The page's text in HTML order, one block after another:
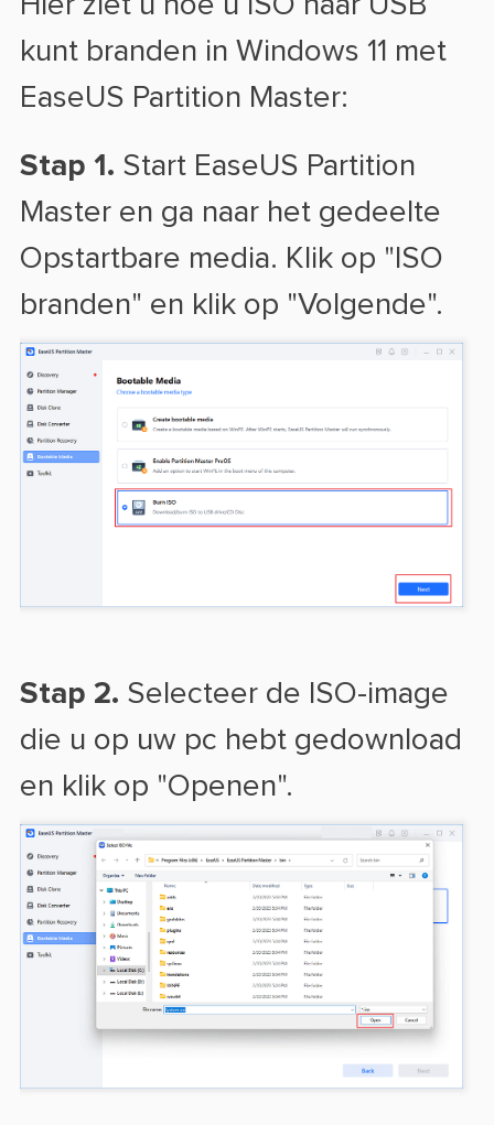
kunt branden in Windows 11 met
EaseUS Partition Master:
Stap 1. Start EaseUS Partition
Master en ga naar het gedeelte
Opstartbare media. Klik op "ISO
branden" en klik op "Volgende".
Stap 2. Selecteer de ISO-image
die u op uw pc hebt gedownload
en klik op "Openen".